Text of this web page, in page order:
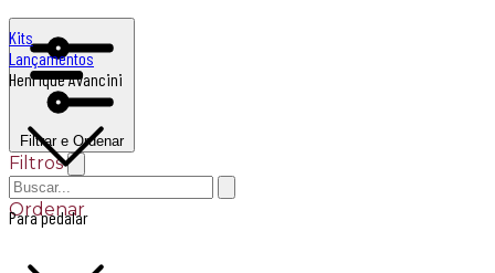
Kits
Lançamentos
Henrique Avancini
Para pedalar
Filtrar e Ordenar
Filtros
Ordenar